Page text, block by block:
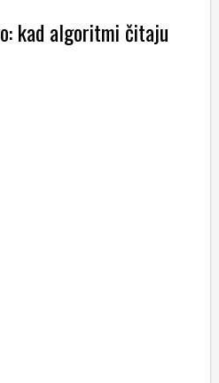
kad algoritmi čitaju